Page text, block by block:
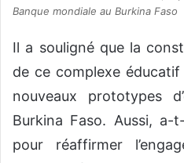
Banque mondiale au Burkina Faso
Il a souligné que la
de ce complexe
nouveaux prototypes
Burkina Faso. Aussi, a-
pour réaffirmer